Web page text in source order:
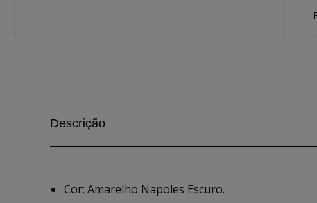
Descrição
Cor: Amarelho Napoles Escuro.